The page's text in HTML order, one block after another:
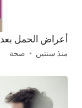
أعراض الحمل
منذ سنتين صحة